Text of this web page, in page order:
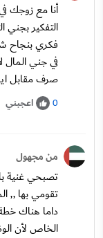
أنا مع زوجك
التفكير
فكري بنجاح
في جني المال
صرف مقابل
0 اعجبني
من مجهول
تصبحي غنية
تقومي بها ,,
داما هناك
الخاص لأن